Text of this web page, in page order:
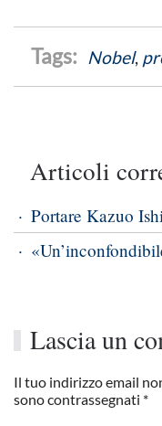
Nobel,
Articoli
Portare Kazuo
Lascia un
Il tuo indirizzo email
sono contrassegnati *